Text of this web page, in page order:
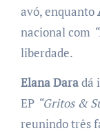
avó, enquanto
nacional com
liberdade.
Elana Daradá
EP “Gritos &
reunindo três